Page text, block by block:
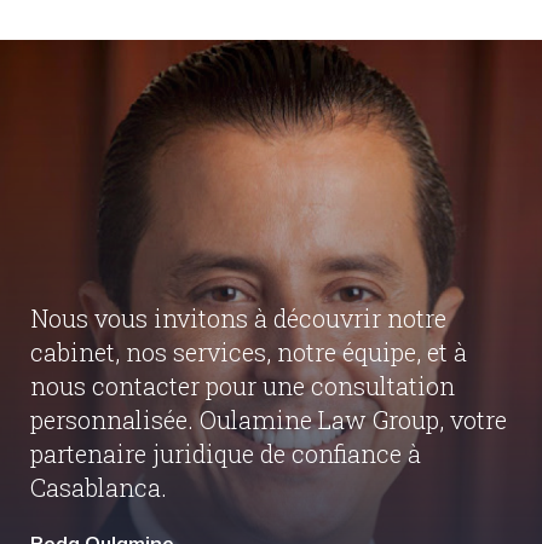
Nous vous invitons à découvrir notre
cabinet, nos services, notre équipe, et à
nous contacter pour une consultation
personnalisée. Oulamine Law Group, votre
partenaire juridique de confiance à
Casablanca.